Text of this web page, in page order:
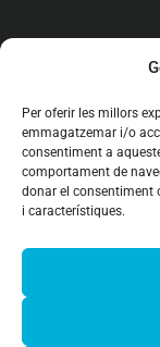
Per oferir les millors
emmagatzemar i/o
consentiment a
comportament de
donar el consentiment
i característiques.

C/ Girona
08402
